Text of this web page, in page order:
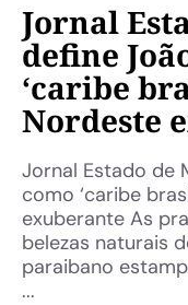
Jornal
define
‘caribe
Nordeste
Jornal Estado de
como ‘caribe
exuberante As
belezas naturais
paraibano
...